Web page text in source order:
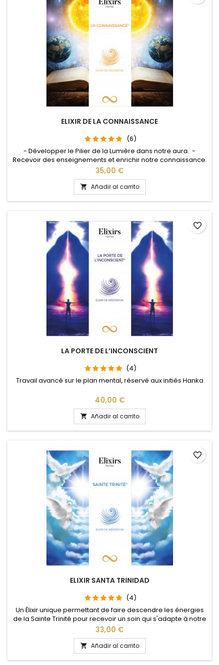
ELIXIR DE LA CONNAISSANCE
(6)
- Développer le Pilier de la Lumière dans notre aura. -
Recevoir des enseignements et enrichir notre connaissance.
Precio
35,00 €
 Añadir al carrito
LA PORTE DE L’INCONSCIENT
(4)
Travail avancé sur le plan mental, réservé aux initiés Hanka
Precio
40,00 €
 Añadir al carrito
favorite_border
ELIXIR SANTA TRINIDAD
(4)
Un Élixir unique permettant de faire descendre les énergies
de la Sainte Trinité pour recevoir un soin qui s'adapte à notre
niveau d'évolution.
Precio
33,00 €
 Añadir al carrito
favorite_border